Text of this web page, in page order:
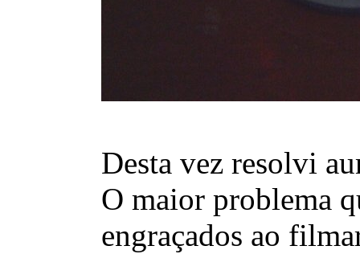
Desta vez resolvi
O maior problema
engraçados ao